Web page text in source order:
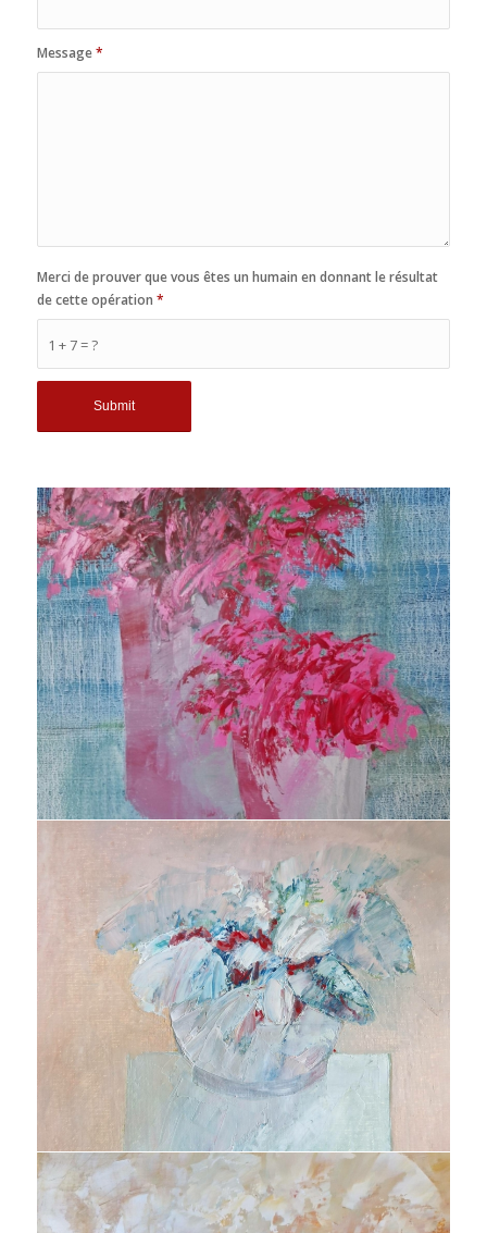
Message*
1 + 7 = ?
Merci de prouver que vous êtes un humain en donnant le résultat
de cette opération *